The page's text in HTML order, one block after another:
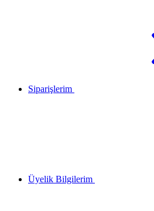
Siparişlerim
Üyelik Bilgilerim